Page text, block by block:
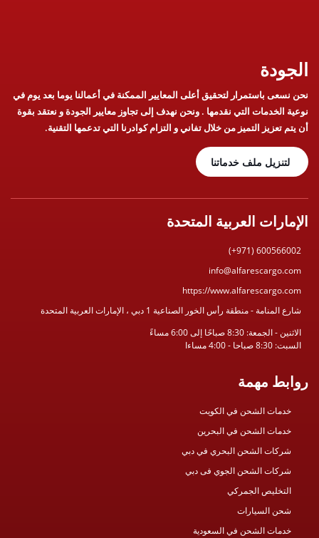
الجودة
نحن نسعى باستمرار لتحقيق أعلى المعايير الممكنة في أعمالنا يوما بعد يوم في
نوعية الخدمات التي نقدمها . ونحن نهدف إلى تجاوز معايير الجودة و نعتقد بقوة
أن يتم تعزيز التميز من خلال تفاني و التزام كوادرنا التي تدعمها التقنية.
لتنزيل ملف خدماتنا
الإمارات العربية المتحدة
(+971) 600566002
info@alfarescargo.com
https://www.alfarescargo.com
شارع المنامة - منطقة رأس الخور الصناعية 1 دبي ، الإمارات العربية المتحدة
الاثنين - الجمعة: 8:30 صباحًا إلى 6:00 مساءً
السبت: 8:30 صباحا - 4:00 مساءا
روابط مهمة
خدمات الشحن في الكويت
خدمات الشحن في البحرين
شركات الشحن البحري في دبي
شركات الشحن الجوي فى دبي
التخليص الجمركي
شحن السيارات
خدمات الشحن في السعودية